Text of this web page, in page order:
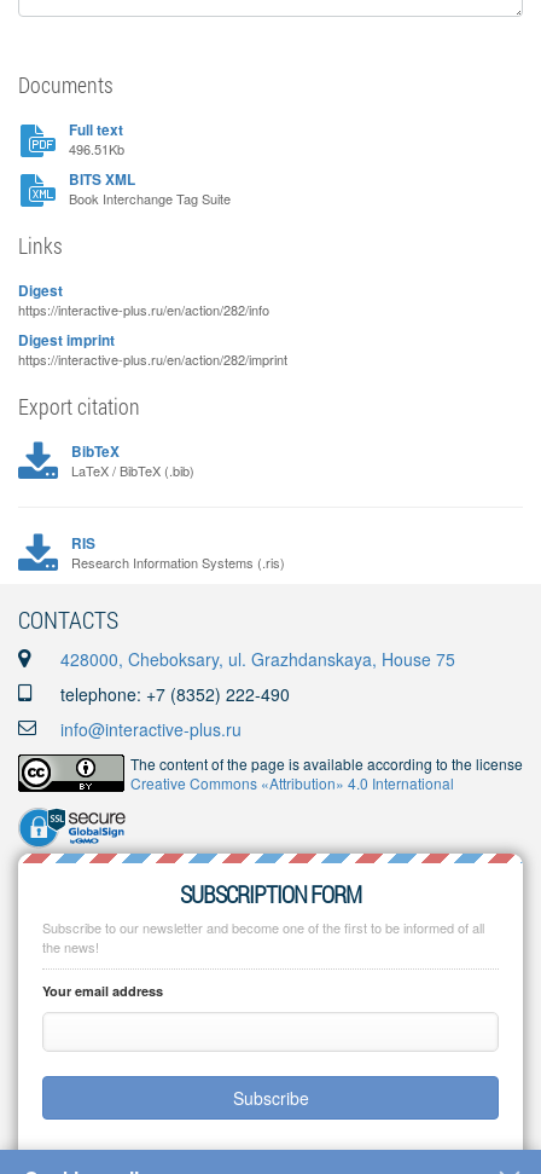
Documents
Full text
496.51Kb
BITS XML
Book Interchange Tag Suite
Links
Digest
https://interactive-plus.ru/en/action/282/info
Digest imprint
https://interactive-plus.ru/en/action/282/imprint
Export citation
BibTeX
LaTeX / BibTeX (.bib)
RIS
Research Information Systems (.ris)
CONTACTS
428000, Cheboksary, ul. Grazhdanskaya, House 75
telephone: +7 (8352) 222-490
info@interactive-plus.ru
The content of the page is available according to the license
Creative Commons «Attribution» 4.0 International
SUBSCRIPTION FORM
Subscribe to our newsletter and become one of the first to be informed of all
the news!
Your email address
Subscribe